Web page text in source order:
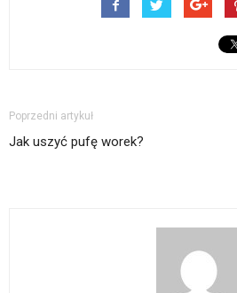
Poprzedni artykuł
Jak uszyć pufę worek?